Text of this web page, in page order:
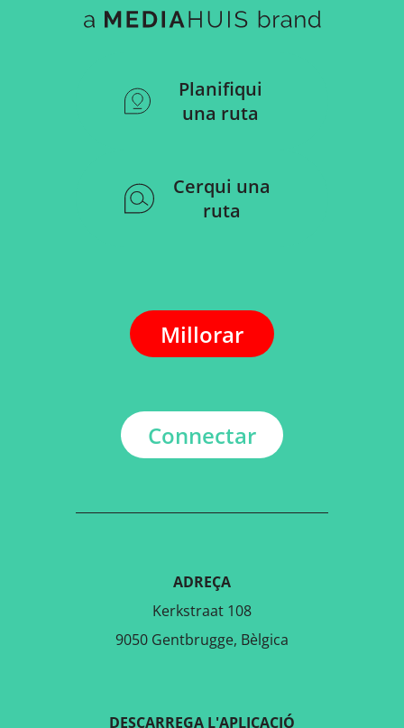
Planifiqui
una ruta
Cerqui una
ruta
Millorar
Connectar
ADREÇA
Kerkstraat 108
9050 Gentbrugge, Bèlgica
DESCARREGA L'APLICACIÓ